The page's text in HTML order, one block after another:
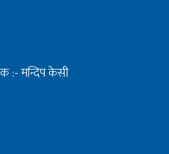
:- मन्दिप केसी